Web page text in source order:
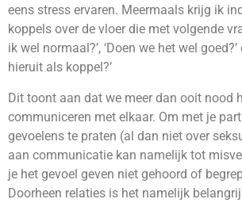
eens stress ervaren. Meermaals krijg ik
koppels over de vloer die met volgende
ik wel normaal?’, ‘Doen we het wel
hieruit als koppel?’
Dit toont aan dat we meer dan ooit nood
communiceren met elkaar. Om met je
gevoelens te praten (al dan niet over
aan communicatie kan namelijk tot
je het gevoel geven niet gehoord of
Doorheen relaties is het namelijk